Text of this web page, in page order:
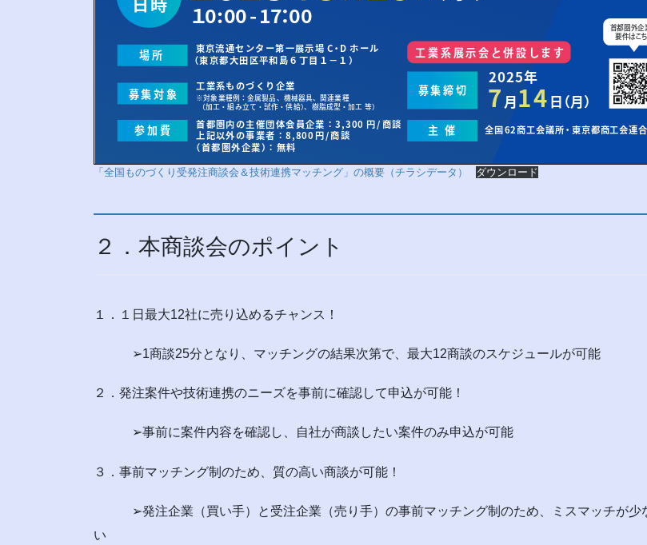
「全国ものづくり受発注商談会＆技術連携マッチング」の概要（チラシデータ） ダウンロード
２．本商談会のポイント
１．１日最大12社に売り込めるチャンス！
➢1商談25分となり、マッチングの結果次第で、最大12商談のスケジュールが可能
２．発注案件や技術連携のニーズを事前に確認して申込が可能！
➢事前に案件内容を確認し、自社が商談したい案件のみ申込が可能
３．事前マッチング制のため、質の高い商談が可能！
➢発注企業（買い手）と受注企業（売り手）の事前マッチング制のため、ミスマッチが少
い